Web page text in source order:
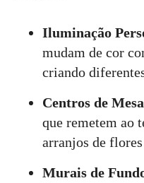
Iluminação
mudam de cor
criando
Centros de
que remetem ao
arranjos de
Murais de